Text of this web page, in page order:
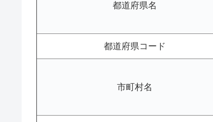
都道府県名
都道府県コード
市町村名